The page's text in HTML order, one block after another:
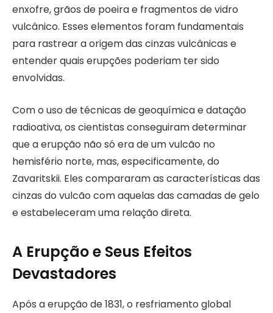
enxofre, grãos de poeira e fragmentos de vidro
vulcânico. Esses elementos foram fundamentais
para rastrear a origem das cinzas vulcânicas e
entender quais erupções poderiam ter sido
envolvidas.
Com o uso de técnicas de geoquímica e datação
radioativa, os cientistas conseguiram determinar
que a erupção não só era de um vulcão no
hemisfério norte, mas, especificamente, do
Zavaritskii. Eles compararam as características das
cinzas do vulcão com aquelas das camadas de gelo
e estabeleceram uma relação direta.
A Erupção e Seus Efeitos
Devastadores
Após a erupção de 1831, o resfriamento global